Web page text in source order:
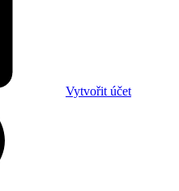
Vytvořit účet